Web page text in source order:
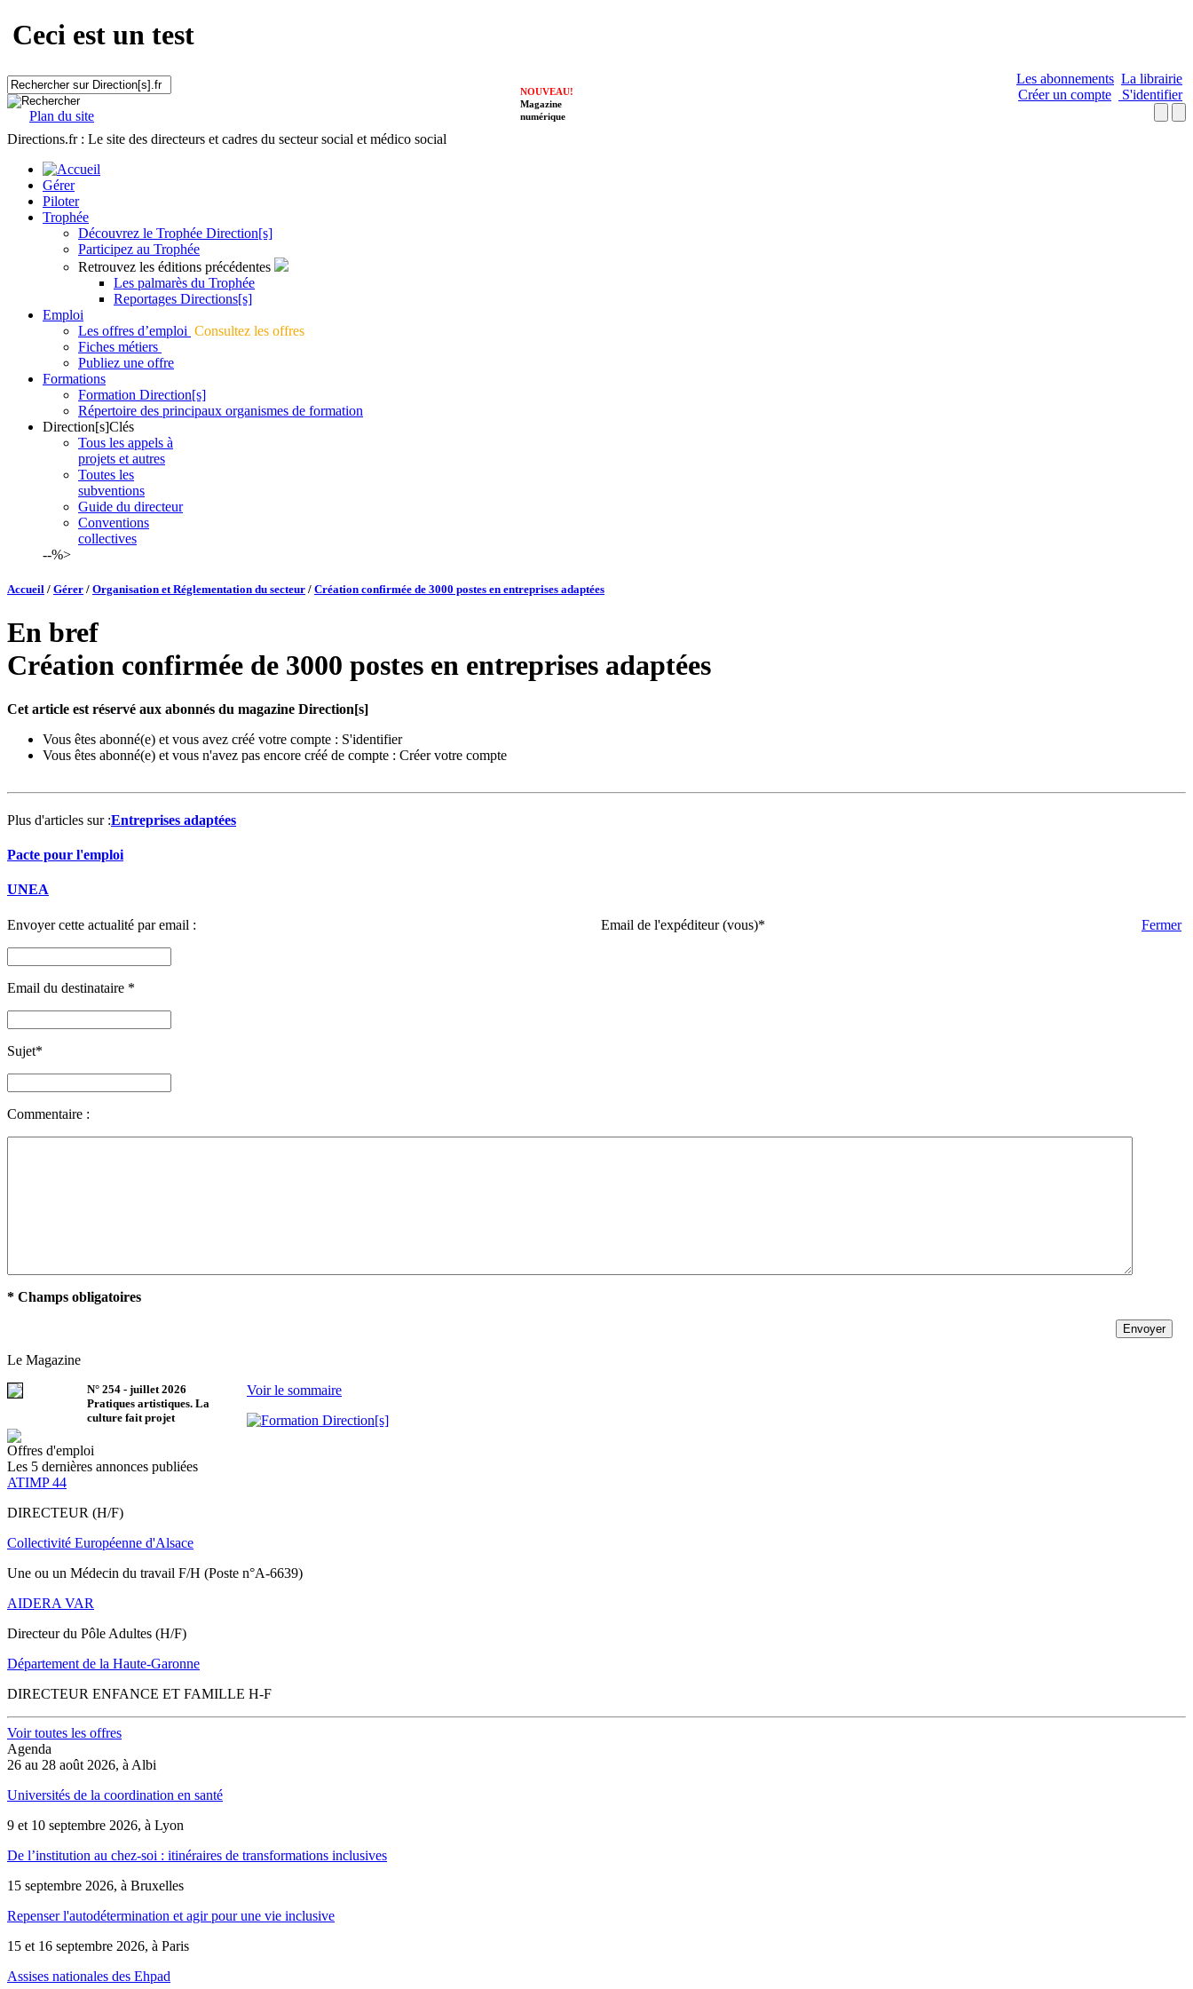
Ceci est un test
Plan du site
Les abonnements La librairie
Créer un compte
S'identifier
NOUVEAU!
Magazine
numérique
Directions.fr : Le site des directeurs et cadres du secteur social et médico social
Gérer
Piloter
Trophée
Découvrez le Trophée Direction[s]
Participez au Trophée
Retrouvez les éditions précédentes
Les palmarès du Trophée
Reportages Directions[s]
Emploi
Les offres d’emploi Consultez les offres
Fiches métiers
Publiez une offre
Formations
Formation Direction[s]
Répertoire des principaux organismes de formation
Direction[s]Clés
Tous les appels à
projets et autres
Toutes les
subventions
Guide du directeur
Conventions
collectives
--%>
Accueil / Gérer / Organisation et Réglementation du secteur / Création confirmée de 3000 postes en entreprises adaptées
En bref
Création confirmée de 3000 postes en entreprises adaptées
Cet article est réservé aux abonnés du magazine Direction[s]
Vous êtes abonné(e) et vous avez créé votre compte : S'identifier
Vous êtes abonné(e) et vous n'avez pas encore créé de compte : Créer votre compte
Plus d'articles sur :Entreprises adaptées
Pacte pour l'emploi
UNEA
Envoyer cette actualité par email : Fermer
Email de l'expéditeur (vous)*
Email du destinataire *
Sujet*
Commentaire :
* Champs obligatoires
Le Magazine
N° 254 - juillet 2026
Pratiques artistiques. La
culture fait projet
Voir le sommaire
Offres d'emploi
Les 5 dernières annonces publiées
ATIMP 44
DIRECTEUR (H/F)
Collectivité Européenne d'Alsace
Une ou un Médecin du travail F/H (Poste n°A-6639)
AIDERA VAR
Directeur du Pôle Adultes (H/F)
Département de la Haute-Garonne
DIRECTEUR ENFANCE ET FAMILLE H-F
Voir toutes les offres
Agenda
26 au 28 août 2026, à Albi
Universités de la coordination en santé
9 et 10 septembre 2026, à Lyon
De l’institution au chez-soi : itinéraires de transformations inclusives
15 septembre 2026, à Bruxelles
Repenser l'autodétermination et agir pour une vie inclusive
15 et 16 septembre 2026, à Paris
Assises nationales des Ehpad